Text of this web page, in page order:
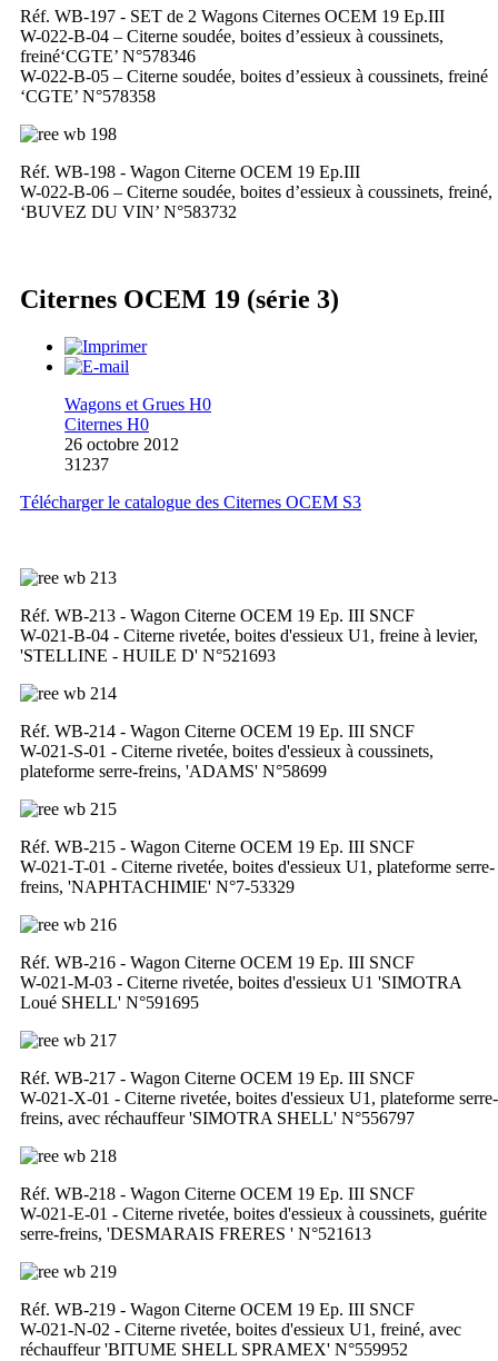
Réf. WB-197 - SET de 2 Wagons Citernes OCEM 19 Ep.III
W-022-B-04 – Citerne soudée, boites d’essieux à coussinets,
freiné‘CGTE’ N°578346
W-022-B-05 – Citerne soudée, boites d’essieux à coussinets, freiné
‘CGTE’ N°578358
Réf. WB-198 - Wagon Citerne OCEM 19 Ep.III
W-022-B-06 – Citerne soudée, boites d’essieux à coussinets, freiné,
‘BUVEZ DU VIN’ N°583732
Citernes OCEM 19 (série 3)
Wagons et Grues H0
Citernes H0
26 octobre 2012
31237
Télécharger le catalogue des Citernes OCEM S3
Réf. WB-213 - Wagon Citerne OCEM 19 Ep. III SNCF
W-021-B-04 - Citerne rivetée, boites d'essieux U1, freine à levier,
'STELLINE - HUILE D' N°521693
Réf. WB-214 - Wagon Citerne OCEM 19 Ep. III SNCF
W-021-S-01 - Citerne rivetée, boites d'essieux à coussinets,
plateforme serre-freins, 'ADAMS' N°58699
Réf. WB-215 - Wagon Citerne OCEM 19 Ep. III SNCF
W-021-T-01 - Citerne rivetée, boites d'essieux U1, plateforme serre-
freins, 'NAPHTACHIMIE' N°7-53329
Réf. WB-216 - Wagon Citerne OCEM 19 Ep. III SNCF
W-021-M-03 - Citerne rivetée, boites d'essieux U1 'SIMOTRA
Loué SHELL' N°591695
Réf. WB-217 - Wagon Citerne OCEM 19 Ep. III SNCF
W-021-X-01 - Citerne rivetée, boites d'essieux U1, plateforme serre-
freins, avec réchauffeur 'SIMOTRA SHELL' N°556797
Réf. WB-218 - Wagon Citerne OCEM 19 Ep. III SNCF
W-021-E-01 - Citerne rivetée, boites d'essieux à coussinets, guérite
serre-freins, 'DESMARAIS FRERES ' N°521613
Réf. WB-219 - Wagon Citerne OCEM 19 Ep. III SNCF
W-021-N-02 - Citerne rivetée, boites d'essieux U1, freiné, avec
réchauffeur 'BITUME SHELL SPRAMEX' N°559952